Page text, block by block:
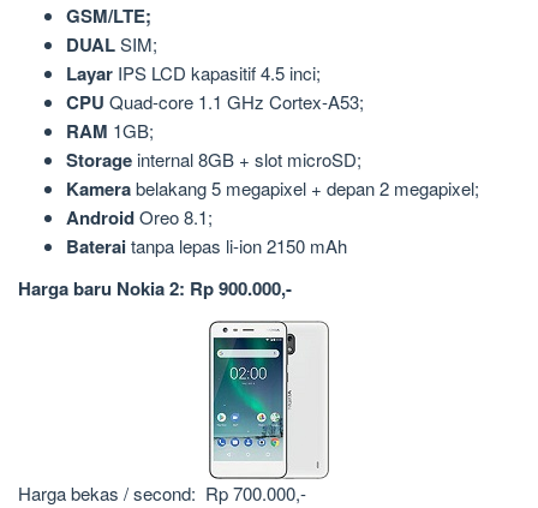
GSM/LTE;
DUALSIM;
Layar IPS LCD kapasitif 4.5 inci;
CPU Quad-core 1.1 GHz Cortex-A53;
RAM 1GB;
Storage internal 8GB + slot microSD;
Kamerabelakang 5 megapixel + depan 2 megapixel;
AndroidOreo 8.1;
Bateraitanpa lepas li-ion 2150 mAh
Harga baru Nokia 2: Rp 900.000,-
Harga bekas / second: Rp 700.000,-